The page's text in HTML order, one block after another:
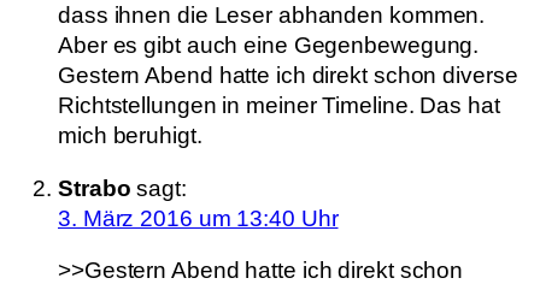
dass ihnen die Leser abhanden kommen.
Aber es gibt auch eine Gegenbewegung.
Gestern Abend hatte ich direkt schon diverse
Richtstellungen in meiner Timeline. Das hat
mich beruhigt.
Strabo sagt:
3. März 2016 um 13:40 Uhr
>>Gestern Abend hatte ich direkt schon